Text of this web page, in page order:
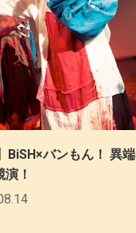
BiSH×バンもん！ 異
！